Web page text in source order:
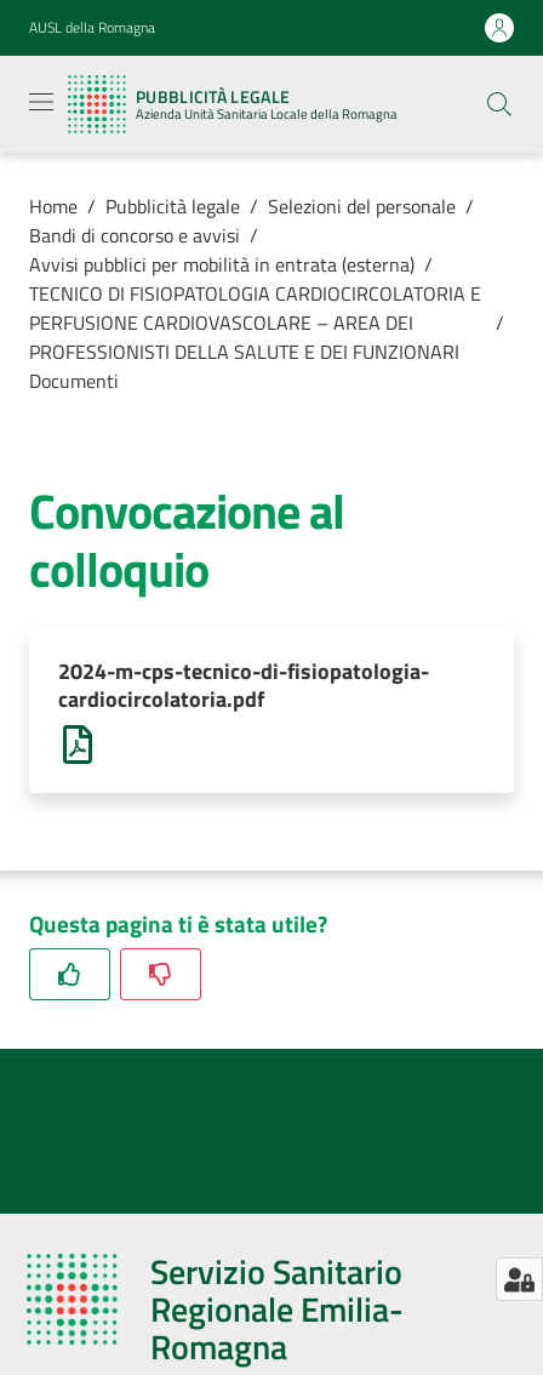
Vai al contenuto
Vai alla navigazione
Vai al footer
AUSL della Romagna
PUBBLICITÀ LEGALE
Azienda Unità Sanitaria Locale della Romagna
legale
Azienda
Unità
Locale della
Azienda
cura
AUSL
Home / Pubblicità legale / Selezioni del personale /
Bandi di concorso e avvisi /
Avvisi pubblici per mobilità in entrata (esterna) /
TECNICO DI FISIOPATOLOGIA CARDIOCIRCOLATORIA E
PERFUSIONE CARDIOVASCOLARE – AREA DEI
PROFESSIONISTI DELLA SALUTE E DEI FUNZIONARI
/
Documenti
Convocazione al
colloquio
2024-m-cps-tecnico-di-fisiopatologia-
cardiocircolatoria.pdf
Questa pagina ti è stata utile?
Servizio Sanitario
Regionale Emilia-
Romagna